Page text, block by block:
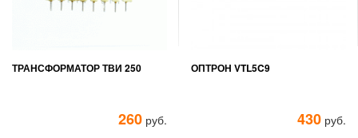
ТРАНСФОРМАТОР ТВИ 250
260 руб.
ОПТРОН VTL5C9
430 руб.